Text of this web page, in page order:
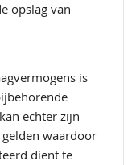
opslag van
is
echter zijn
waardoor
dient te